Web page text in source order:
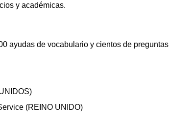
y académicas.
ayudas de vocabulario y cientos de preguntas
(REINO UNIDO)